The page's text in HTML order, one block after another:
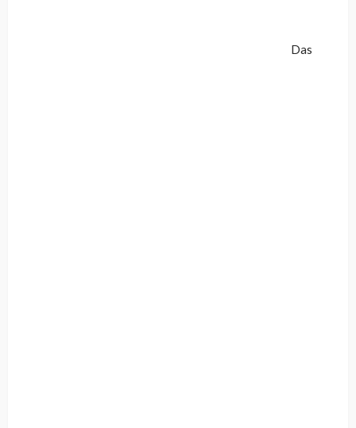
Das